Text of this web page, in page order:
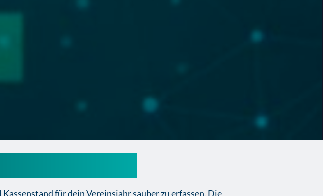
für dein Vereinsjahr sauber zu erfassen. Die